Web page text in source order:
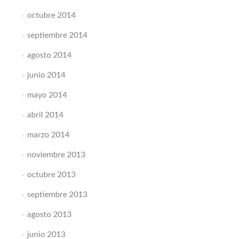
octubre 2014
septiembre 2014
agosto 2014
junio 2014
mayo 2014
abril 2014
marzo 2014
noviembre 2013
octubre 2013
septiembre 2013
agosto 2013
junio 2013